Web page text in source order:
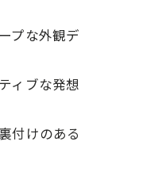
プな外観デ
ィブな発想
付けのある